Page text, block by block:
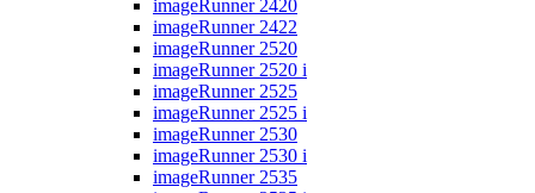
imageRunner 2420
imageRunner 2422
imageRunner 2520
imageRunner 2520 i
imageRunner 2525
imageRunner 2525 i
imageRunner 2530
imageRunner 2530 i
imageRunner 2535